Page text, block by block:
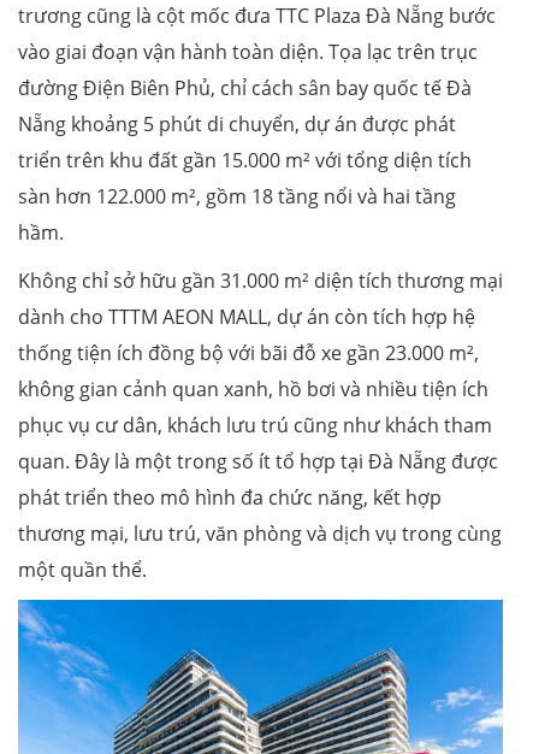
trương cũng là cột mốc đưa TTC Plaza Đà Nẵng bước
vào giai đoạn vận hành toàn diện. Tọa lạc trên trục
đường Điện Biên Phủ, chỉ cách sân bay quốc tế Đà
Nẵng khoảng 5 phút di chuyển, dự án được phát
triển trên khu đất gần 15.000 m² với tổng diện tích
sàn hơn 122.000 m², gồm 18 tầng nổi và hai tầng
hầm.
Không chỉ sở hữu gần 31.000 m² diện tích thương mại
dành cho TTTM AEON MALL, dự án còn tích hợp hệ
thống tiện ích đồng bộ với bãi đỗ xe gần 23.000 m²,
không gian cảnh quan xanh, hồ bơi và nhiều tiện ích
phục vụ cư dân, khách lưu trú cũng như khách tham
quan. Đây là một trong số ít tổ hợp tại Đà Nẵng được
phát triển theo mô hình đa chức năng, kết hợp
thương mại, lưu trú, văn phòng và dịch vụ trong cùng
một quần thể.